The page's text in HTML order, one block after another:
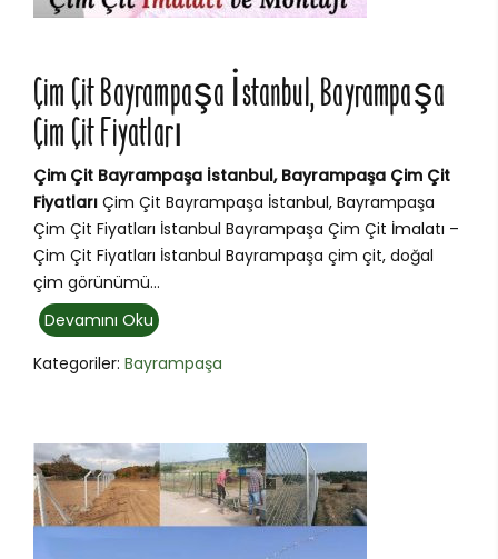
Çim Çit Bayrampaşa İstanbul, Bayrampaşa
Çim Çit Fiyatları
Çim Çit Bayrampaşa İstanbul, Bayrampaşa Çim Çit
Fiyatları Çim Çit Bayrampaşa İstanbul, Bayrampaşa
Çim Çit Fiyatları İstanbul Bayrampaşa Çim Çit İmalatı –
Çim Çit Fiyatları İstanbul Bayrampaşa çim çit, doğal
çim görünümü...
Devamını Oku
Kategoriler: Bayrampaşa